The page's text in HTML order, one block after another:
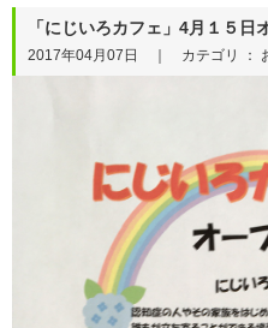
「にじいろカフェ」4月１５日
2017年04月07日 ｜ カテゴリ ：